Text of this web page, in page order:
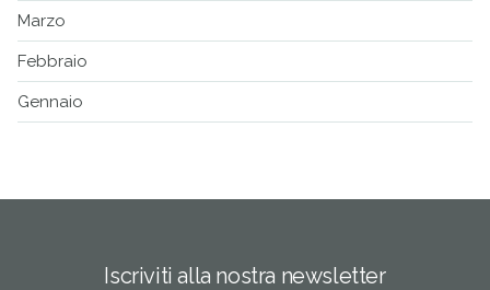
Marzo
Febbraio
Gennaio
Iscriviti alla nostra newsletter